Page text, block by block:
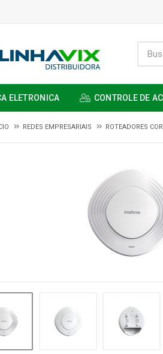
ELETRONICA CONTROLE DE
REDES EMPRESARIAIS ROTEADORES